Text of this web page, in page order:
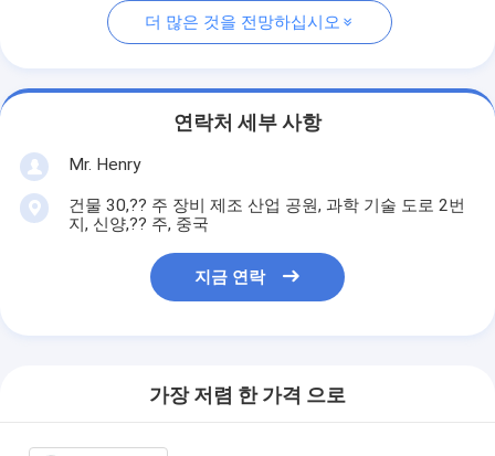
더 많은 것을 전망하십시오
연락처 세부 사항
Mr. Henry
건물 30,?? 주 장비 제조 산업 공원, 과학 기술 도로 2번
지, 신양,?? 주, 중국
지금 연락
가장 저렴 한 가격 으로